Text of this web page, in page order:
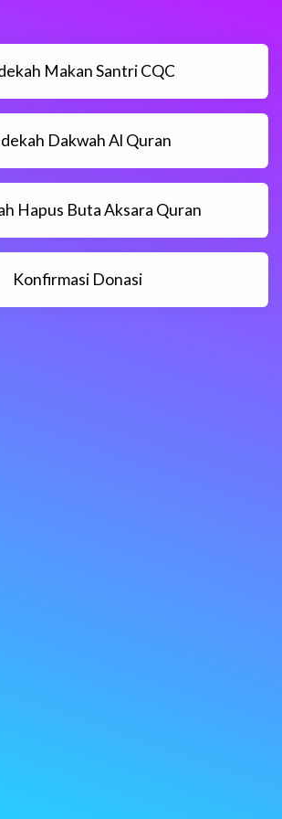
Makan Santri CQC
Dakwah Al Quran
Hapus Buta Aksara Quran
Konfirmasi Donasi